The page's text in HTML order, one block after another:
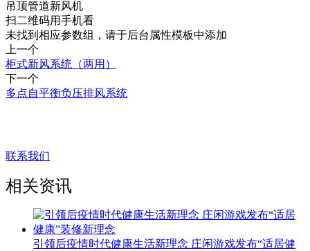
吊顶管道新风机
扫二维码用手机看
未找到相应参数组，请于后台属性模板中添加
上一个
柜式新风系统（两用）
下一个
多点自平衡负压排风系统
联系我们
相关资讯
引领后疫情时代健康生活新理念 庄闲游戏发布“适居健